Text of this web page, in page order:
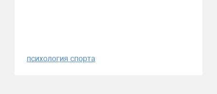
психология спорта